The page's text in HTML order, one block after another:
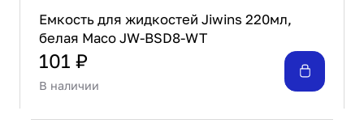
Емкость для жидкостей Jiwins 220мл,
белая Maco JW-BSD8-WT
101 ₽
В наличии